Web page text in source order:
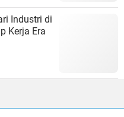
Industri di
Kerja Era